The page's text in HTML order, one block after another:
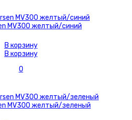
MV300 желтый/синий
В корзину
В корзину
0
MV300 желтый/зеленый